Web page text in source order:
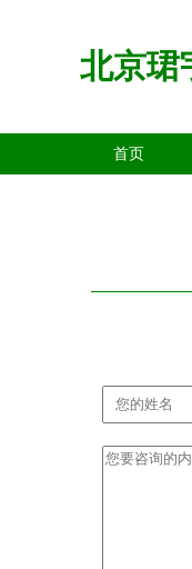
北京珺
首页